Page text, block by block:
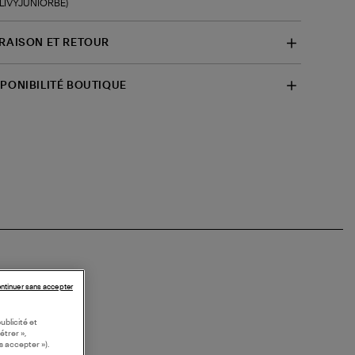
ET RETOUR
BOUTIQUE
et
»,
accepter »).
sans accepter